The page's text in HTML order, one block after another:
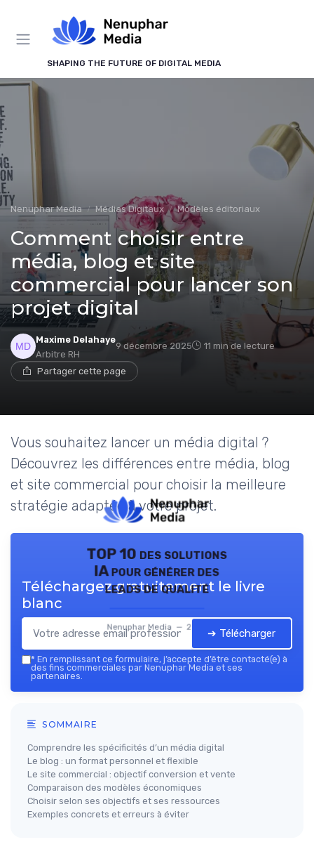
SHAPING THE FUTURE OF DIGITAL MEDIA
Nenuphar Media Médias Digitaux Modèles éditoriaux
Comment choisir entre
média, blog et site
commercial pour lancer son
projet digital
Maxime Delahaye
Arbitre RH
9 décembre 2025 11 min de lecture
Partager cette page
Vous souhaitez lancer un média digital ?
Découvrez les différences entre média, blog
et site commercial pour choisir la meilleure
stratégie adaptée à votre projet.
TOP 10 des solutions
IA pour générer des
leads de qualité
Nenuphar Media — 2026
Téléchargez gratuitement le livre
blanc
➔ Télécharger
* En remplissant ce formulaire, j’accepte d’être contacté(e) à
des fins commerciales par Nenuphar Media et ses
partenaires.
SOMMAIRE
Comprendre les spécificités d’un média digital
Le blog : un format personnel et flexible
Le site commercial : objectif conversion et vente
Comparaison des modèles économiques
Choisir selon ses objectifs et ses ressources
Exemples concrets et erreurs à éviter